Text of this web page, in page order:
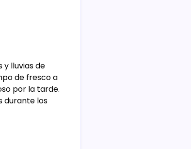
y lluvias de
de fresco a
por la tarde.
durante los